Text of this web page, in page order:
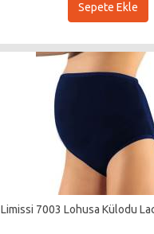
Sepete Ekle
Limissi 7003 Lohusa Külodu